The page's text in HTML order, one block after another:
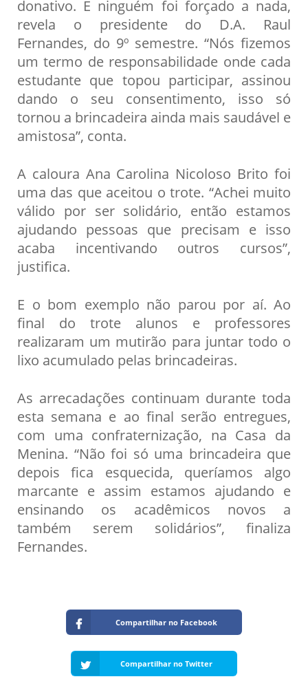
donativo. E ninguém foi forçado a nada,
revela o presidente do D.A. Raul
Fernandes, do 9º semestre. “Nós fizemos
um termo de responsabilidade onde cada
estudante que topou participar, assinou
dando o seu consentimento, isso só
tornou a brincadeira ainda mais saudável e
amistosa”, conta.
A caloura Ana Carolina Nicoloso Brito foi
uma das que aceitou o trote. “Achei muito
válido por ser solidário, então estamos
ajudando pessoas que precisam e isso
acaba incentivando outros cursos”,
justifica.
E o bom exemplo não parou por aí. Ao
final do trote alunos e professores
realizaram um mutirão para juntar todo o
lixo acumulado pelas brincadeiras.
As arrecadações continuam durante toda
esta semana e ao final serão entregues,
com uma confraternização, na Casa da
Menina. “Não foi só uma brincadeira que
depois fica esquecida, queríamos algo
marcante e assim estamos ajudando e
ensinando os acadêmicos novos a
também serem solidários”, finaliza
Fernandes.
Compartilhar no Facebook
Compartilhar no Twitter